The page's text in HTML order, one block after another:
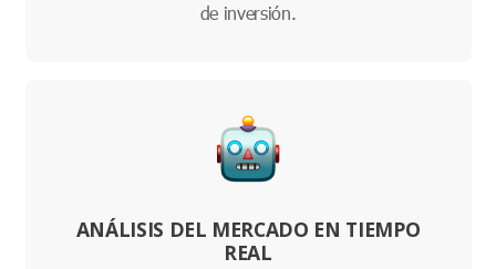
de inversión.
ANÁLISIS DEL MERCADO EN TIEMPO
REAL